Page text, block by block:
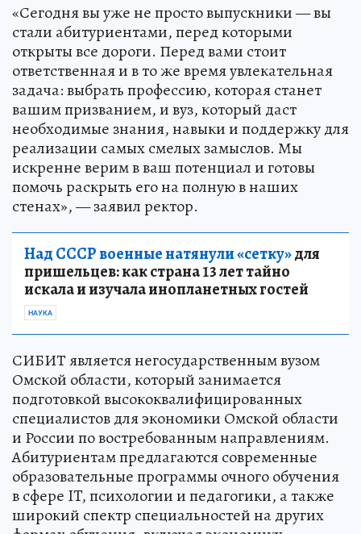
«Сегодня вы уже не просто выпускники — вы
стали абитуриентами, перед которыми
открыты все дороги. Перед вами стоит
ответственная и в то же время увлекательная
задача: выбрать профессию, которая станет
вашим призванием, и вуз, который даст
необходимые знания, навыки и поддержку для
реализации самых смелых замыслов. Мы
искренне верим в ваш потенциал и готовы
помочь раскрыть его на полную в наших
стенах», — заявил ректор.
Над СССР военные натянули «сетку»для
пришельцев: как страна 13 лет тайно
искала и изучала инопланетных гостей
НАУКА
СИБИТ является негосударственным вузом
Омской области, который занимается
подготовкой высококвалифицированных
специалистов для экономики Омской области
и России по востребованным направлениям.
Абитуриентам предлагаются современные
образовательные программы очного обучения
в сфере IT, психологии и педагогики, а также
широкий спектр специальностей на других